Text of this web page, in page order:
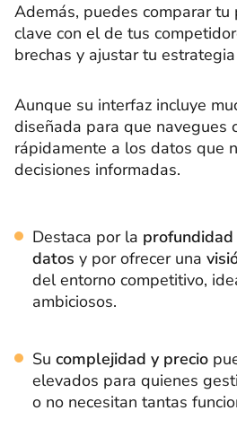
Además, puedes comparar
clave con el de tus
brechas y ajustar tu
Aunque su interfaz incluye
diseñada para que navegues
rápidamente a los datos que
decisiones informadas.
Destaca por la
datos y por ofrecer una
del entorno competitivo,
ambiciosos.
Su complejidad y precio
elevados para quienes
o no necesitan tantas